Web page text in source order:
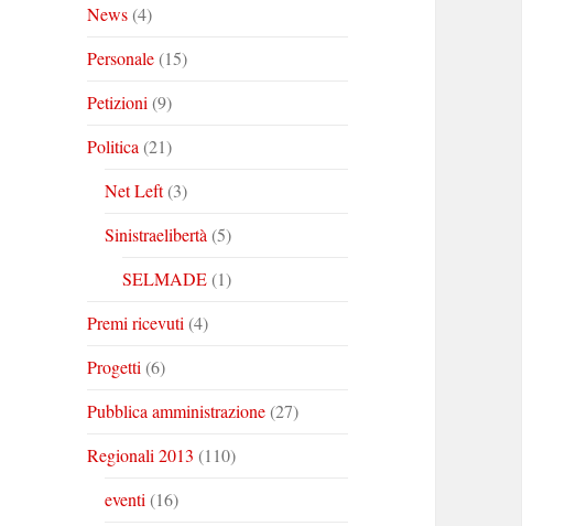
News(4)
Personale(15)
Petizioni (9)
Politica (21)
Net Left(3)
Sinistraelibertà (5)
SELMADE(1)
Premi ricevuti (4)
Progetti (6)
Pubblica amministrazione(27)
Regionali 2013 (110)
eventi (16)